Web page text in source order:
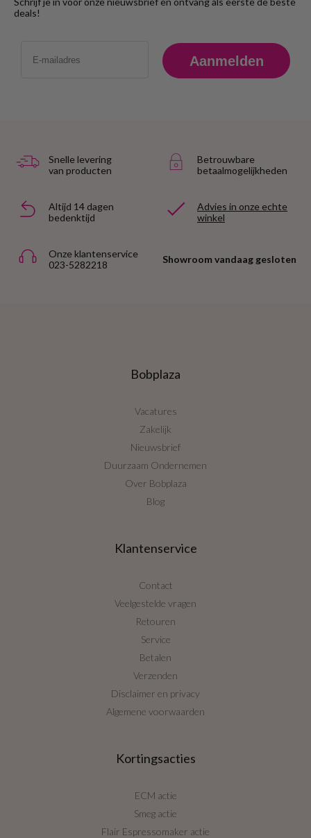
deals!
Aanmelden
Snelle levering
van producten
Betrouwbare
betaalmogelijkheden
Altijd 14 dagen
bedenktijd
Advies in onze echte
winkel
Onze klantenservice
023-5282218
Showroom vandaag gesloten
Bobplaza
Vacatures
Zakelijk
Nieuwsbrief
Duurzaam Ondernemen
Over Bobplaza
Blog
Klantenservice
Contact
Veelgestelde vragen
Retouren
Service
Betalen
Verzenden
Disclaimer en privacy
Algemene voorwaarden
Kortingsacties
ECM actie
Smeg actie
Flair Espressomaker actie